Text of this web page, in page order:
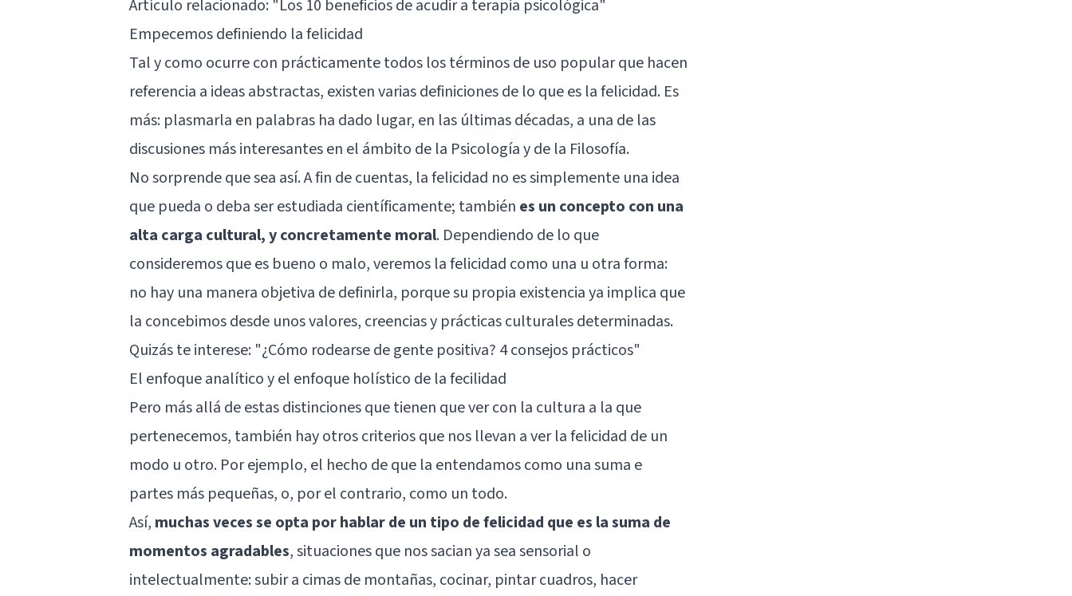
Artículo relacionado: "Los 10 beneficios de acudir a terapia psicológica"
Empecemos definiendo la felicidad
Tal y como ocurre con prácticamente todos los términos de uso popular que hacen
referencia a ideas abstractas, existen varias definiciones de lo que es la felicidad. Es
más: plasmarla en palabras ha dado lugar, en las últimas décadas, a una de las
discusiones más interesantes en el ámbito de la Psicología y de la Filosofía.
No sorprende que sea así. A fin de cuentas, la felicidad no es simplemente una idea
que pueda o deba ser estudiada científicamente; también es un concepto con una
alta carga cultural, y concretamente moral. Dependiendo de lo que
consideremos que es bueno o malo, veremos la felicidad como una u otra forma:
no hay una manera objetiva de definirla, porque su propia existencia ya implica que
la concebimos desde unos valores, creencias y prácticas culturales determinadas.
Quizás te interese: "¿Cómo rodearse de gente positiva? 4 consejos prácticos"
El enfoque analítico y el enfoque holístico de la fecilidad
Pero más allá de estas distinciones que tienen que ver con la cultura a la que
pertenecemos, también hay otros criterios que nos llevan a ver la felicidad de un
modo u otro. Por ejemplo, el hecho de que la entendamos como una suma e
partes más pequeñas, o, por el contrario, como un todo.
Así, muchas veces se opta por hablar de un tipo de felicidad que es la suma de
momentos agradables, situaciones que nos sacian ya sea sensorial o
intelectualmente: subir a cimas de montañas, cocinar, pintar cuadros, hacer